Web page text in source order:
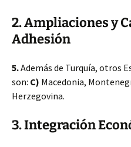
2. Ampliaciones y
Adhesión
5.Además de Turquía, otros
son: C) Macedonia,
Herzegovina.
3. Integración